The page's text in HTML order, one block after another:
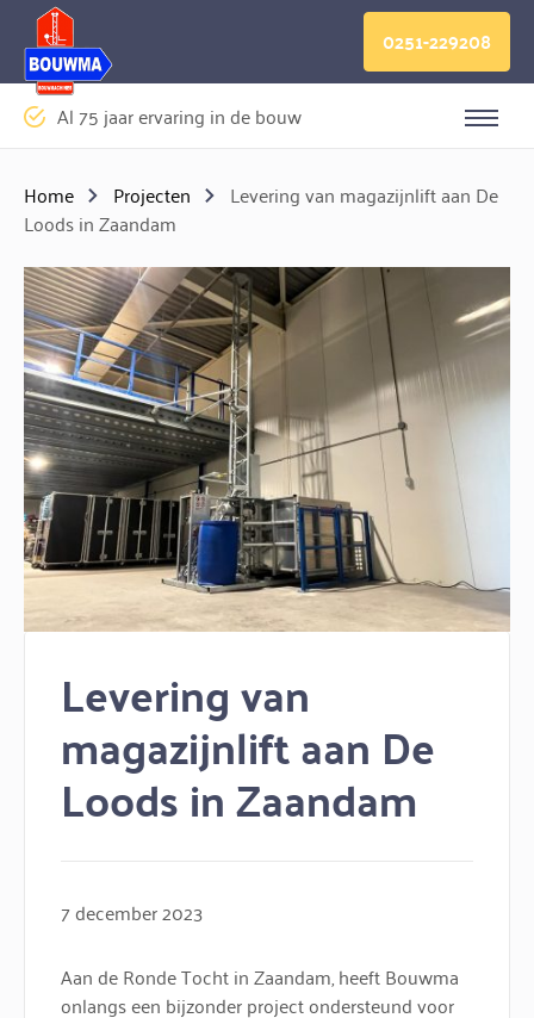
Logo Bouwma Bouwmachines BV
0251-229208
Al 75 jaar ervaring in de bouw
Home Projecten
Levering van magazijnlift aan De
Loods in Zaandam
Levering van
magazijnlift aan De
Loods in Zaandam
7 december 2023
Aan de Ronde Tocht in Zaandam, heeft Bouwma
onlangs een bijzonder project ondersteund voor